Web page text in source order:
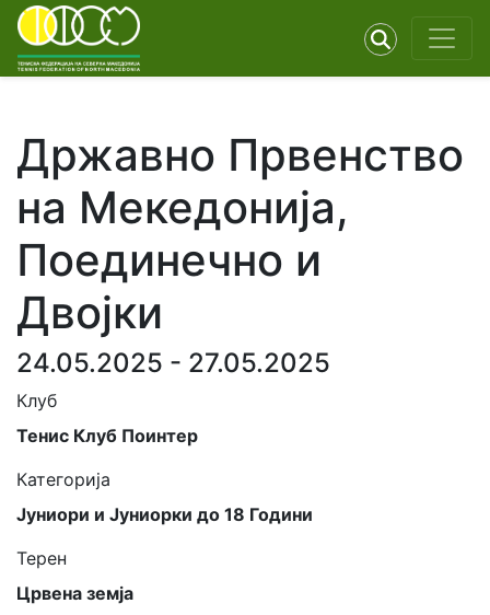
Државно Првенство
на Мекедонија,
Поединечно и
Двојки
24.05.2025 - 27.05.2025
Клуб
Тенис Клуб Поинтер
Категорија
Јуниори и Јуниорки до 18 Години
Терен
Црвена земја